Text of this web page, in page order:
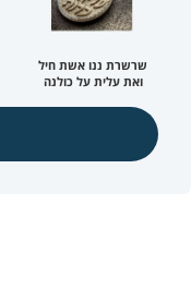
שרשרת ננו אשת חיל
ואת עלית על כולנה